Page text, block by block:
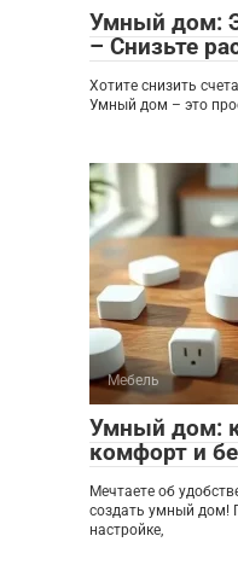
Умный дом:
– Снизьте
Хотите снизить
Умный дом – это
Мебель
Умный дом:
комфорт и
Мечтаете об
создать умный дом!
настройке,